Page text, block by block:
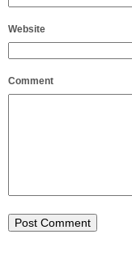
Website
Comment